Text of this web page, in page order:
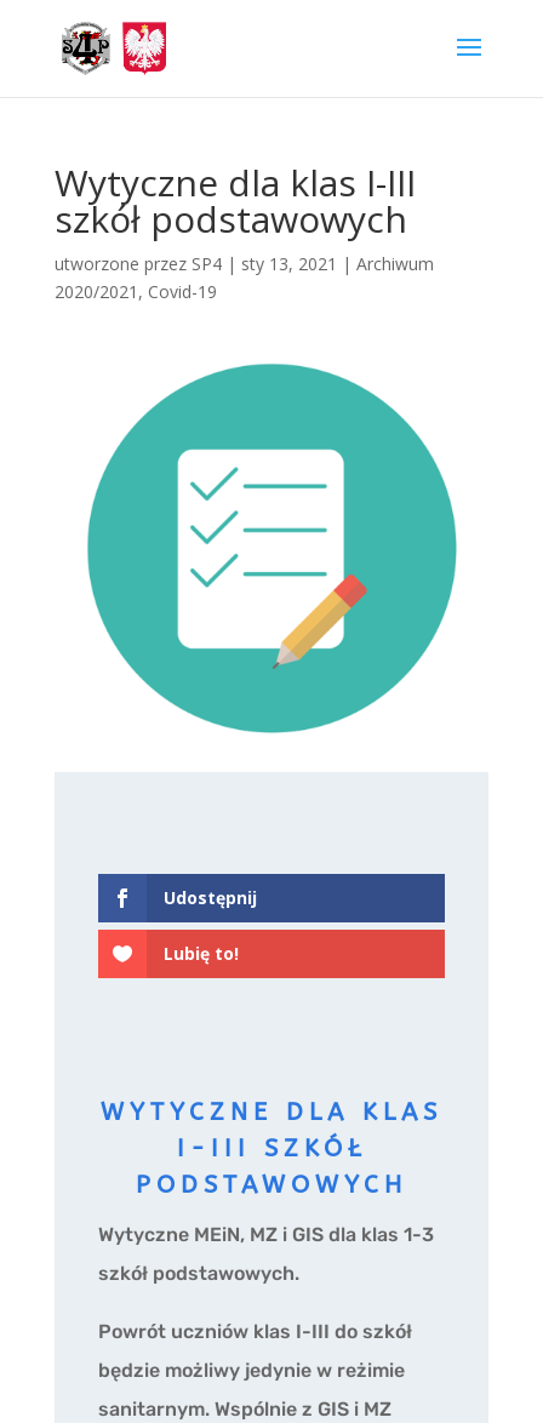
Wytyczne dla klas I-III
szkół podstawowych
utworzone przez SP4| sty 13, 2021 | Archiwum
2020/2021 , Covid-19
Udostępnij
Lubię to!
WYTYCZNE DLA KLAS
I-III SZKÓŁ
PODSTAWOWYCH
Wytyczne MEiN, MZ i GIS dla klas 1-3
szkół podstawowych.
Powrót uczniów klas I-III do szkół
będzie możliwy jedynie w reżimie
sanitarnym. Wspólnie z GIS i MZ